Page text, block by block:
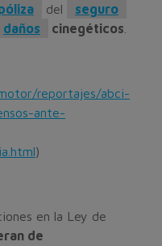
del
seguro
daños cinegéticos
reportajes/abci-
ante-
)
en la Ley de
de